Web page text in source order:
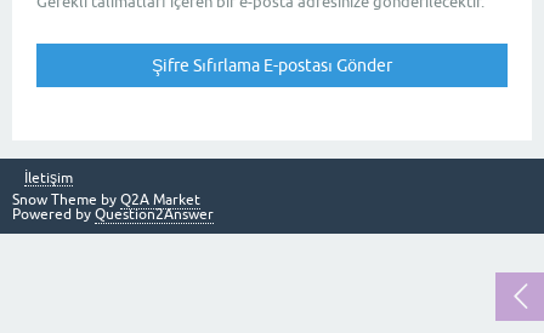
İletişim
Snow Theme by Q2A Market
Powered by Question2Answer